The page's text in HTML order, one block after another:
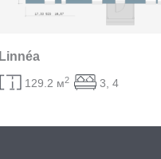
Linnéa
129.2 м2 3, 4